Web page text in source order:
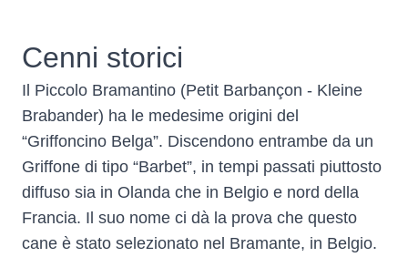
Cenni storici
Il Piccolo Bramantino (Petit Barbançon - Kleine
Brabander) ha le medesime origini del
“Griffoncino Belga”. Discendono entrambe da un
Griffone di tipo “Barbet”, in tempi passati piuttosto
diffuso sia in Olanda che in Belgio e nord della
Francia. Il suo nome ci dà la prova che questo
cane è stato selezionato nel Bramante, in Belgio.